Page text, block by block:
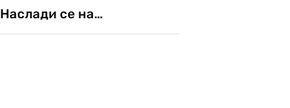
Наслади се на…